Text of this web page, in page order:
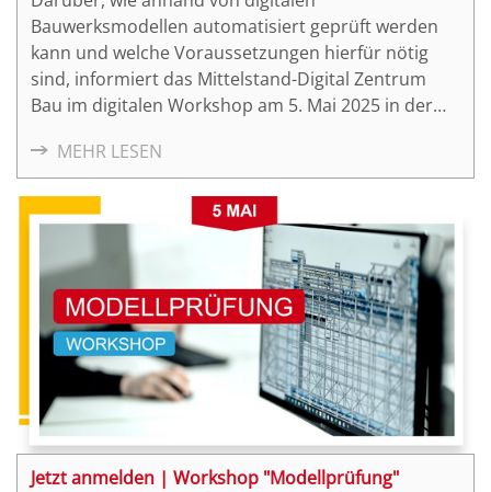
Bauwerksmodellen automatisiert geprüft werden
kann und welche Voraussetzungen hierfür nötig
sind, informiert das Mittelstand-Digital Zentrum
Bau im digitalen Workshop am 5. Mai 2025 in der
MEHR LESEN
Jetzt anmelden | Workshop "Modellprüfung"